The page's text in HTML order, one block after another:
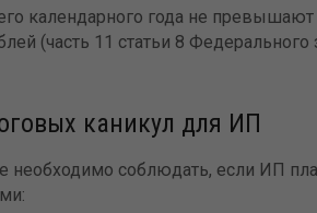
календарного года не
(часть 11 статьи 8 Федерального
каникул для ИП
необходимо соблюдать, если ИП